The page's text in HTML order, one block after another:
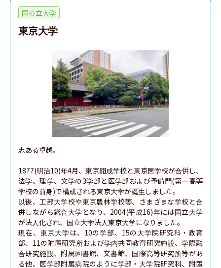
国公立大学
東京大学
志ある卓越。
1877(明治10)年4月、東京開成学校と東京医学校が合併し、
法学、理学、文学の3学部と医学部および予備門(第一高等
学校の前身)で構成される東京大学が誕生しました。
以後、工部大学校や東京農林学校等、さまざまな学校と合
併しながら総合大学となり、2004(平成16)年には国立大学
が法人化され、国立大学法人東京大学になりました。
現在、東京大学は、10の学部、15の大学院研究科・教育
部、11の附置研究所および学内共同教育研究施設、学際融
合研究施設、附属図書館、文書館、国際高等研究所等があ
る他、医学部附属病院のように学部・大学院研究科、附置